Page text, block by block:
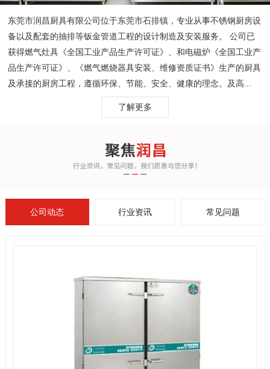
东莞市润昌厨具有限公司位于东莞市石排镇，专业从事不锈钢厨房设
备以及配套的抽排等钣金管道工程的设计制造及安装服务。 公司已
获得燃气灶具《全国工业产品生产许可证》、和电磁炉《全国工业产
品生产许可证》、《燃气燃烧器具安装、维修资质证书》生产的厨具
及承接的厨房工程，遵循环保、节能、安全、健康的理念。及高...
了解更多
公司动态 行业资讯 常见问题